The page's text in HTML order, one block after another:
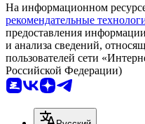
На информационном
рекомендательные
предоставления
и анализа сведений,
пользователей сети
Российской Федерации)